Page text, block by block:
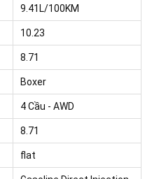
9.41L/100KM
10.23
8.71
Boxer
4 Cầu - AWD
8.71
flat